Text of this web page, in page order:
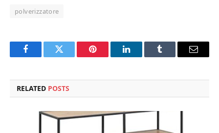
polverizzatore
FacebookTwitter Pinterest LinkedInTumblr Email
RELATED POSTS